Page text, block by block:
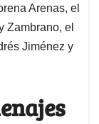
Arenas, el
Zambrano, el
Jiménez y